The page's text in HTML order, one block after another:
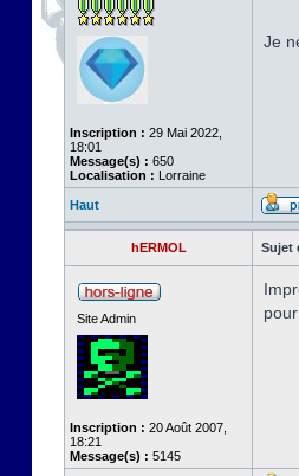
Inscription : 29 Mai 2022,
18:01
Message(s) : 650
Localisation : Lorraine
Je
Haut
hERMOL Sujet
Site Admin
Inscription : 20 Août 2007,
18:21
Message(s) : 5145